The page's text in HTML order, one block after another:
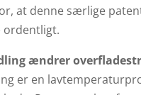
at denne særlige
ordentligt.
ændrer
er en